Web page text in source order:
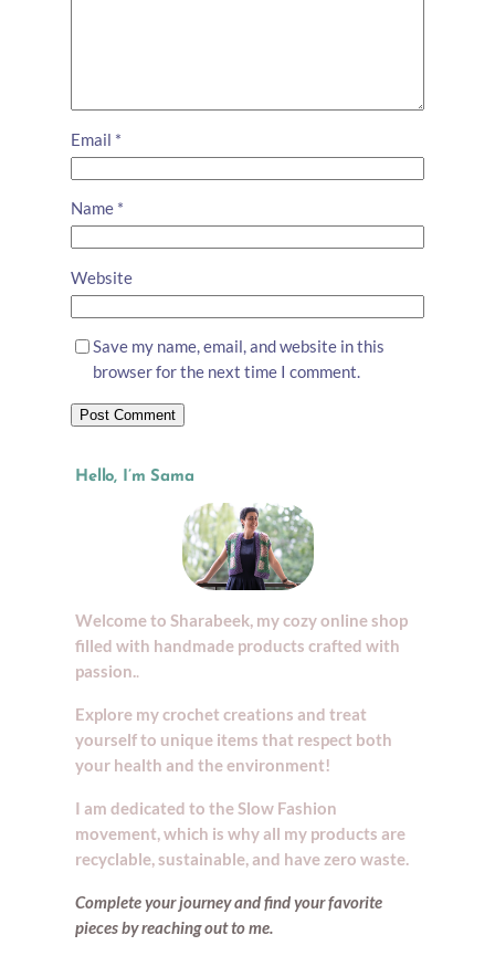
Email *
Name *
Website
Save my name, email, and website in this
browser for the next time I comment.
Hello, I’m Sama
Welcome to Sharabeek, my cozy online shop
filled with handmade products crafted with
passion..
Explore my crochet creations and treat
yourself to unique items that respect both
your health and the environment!
I am dedicated to the Slow Fashion
movement, which is why all my products are
recyclable, sustainable, and have zero waste.
Complete your journey and find yourfavorite
pieces by reaching out to me.